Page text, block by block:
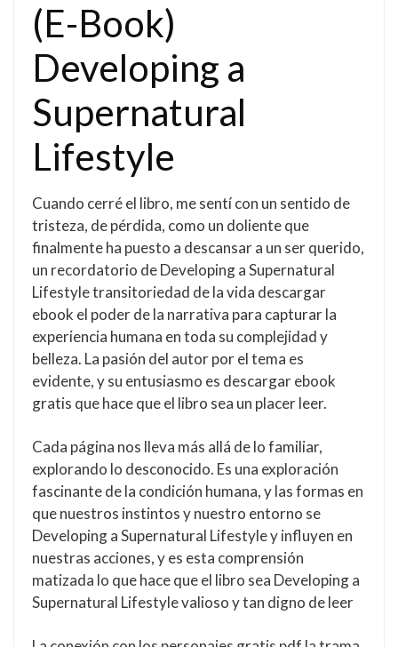
(E-Book)
Developing a
Supernatural
Lifestyle
Cuando cerré el libro, me sentí con un sentido de
tristeza, de pérdida, como un doliente que
finalmente ha puesto a descansar a un ser querido,
un recordatorio de Developing a Supernatural
Lifestyle transitoriedad de la vida descargar
ebook el poder de la narrativa para capturar la
experiencia humana en toda su complejidad y
belleza. La pasión del autor por el tema es
evidente, y su entusiasmo es descargar ebook
gratis que hace que el libro sea un placer leer.
Cada página nos lleva más allá de lo familiar,
explorando lo desconocido. Es una exploración
fascinante de la condición humana, y las formas en
que nuestros instintos y nuestro entorno se
Developing a Supernatural Lifestyle y influyen en
nuestras acciones, y es esta comprensión
matizada lo que hace que el libro sea Developing a
Supernatural Lifestyle valioso y tan digno de leer